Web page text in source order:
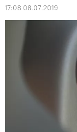
17:08 08.07.2019